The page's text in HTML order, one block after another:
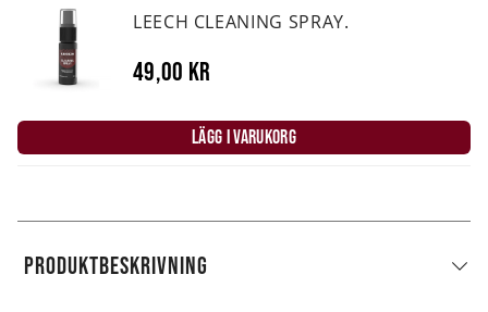
LEECH CLEANING SPRAY.
49,00 kr
LÄGG I VARUKORG
PRODUKTBESKRIVNING